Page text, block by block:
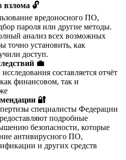
взлома 🔓
вредоносного ПО,
пароля или другие методы.
анализ всех возможных
точно установить, как
доступ.
💼
составляется отчёт
финансовом, так и
🔐
специалисты Федерации
подробные
безопасности, которые
антивирусного ПО,
и других средств